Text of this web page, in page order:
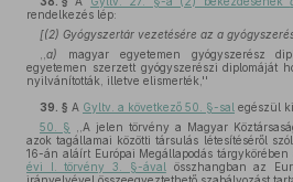
rendelkezés lép:
[(2) Gyógyszertár vezetésére az a
a) magyar egyetemen gyógyszerész
egyetemen szerzett gyógyszerészi diplomáját
nyilvánították, illetve elismerték,''
39. § A Gyltv. a következő 50. §-sal egészül
50. § ,,A jelen törvény a Magyar
azok tagállamai közötti társulás létesítéséről
16-án aláírt Európai Megállapodás
évi I. törvény 3. §-ával összhangban az